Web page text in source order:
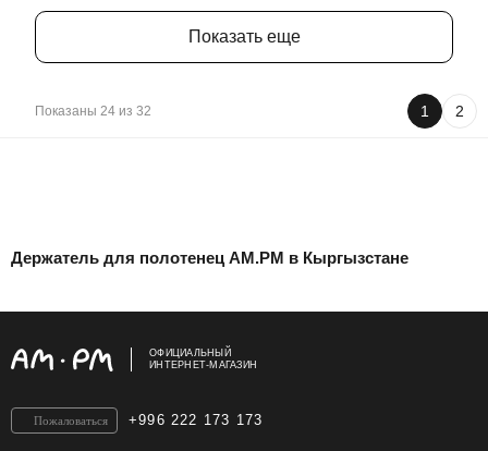
Показать еще
Показаны 24 из 32 1 2
Держатель для полотенец AM.PM в Кыргызстане
ОФИЦИАЛЬНЫЙ
ИНТЕРНЕТ-МАГАЗИН
+996 222 173 173
Пожаловаться